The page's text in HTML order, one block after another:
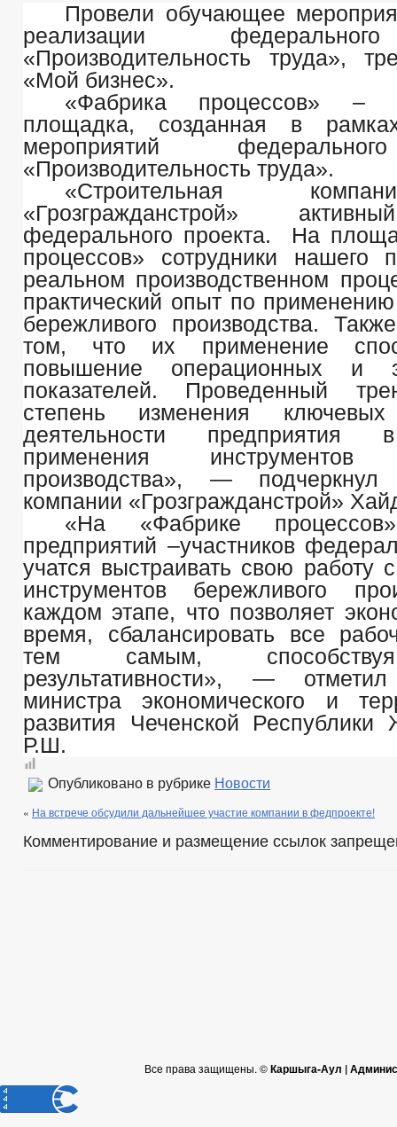
Провели обучающее
реализации
«Производительность труда»,
«Мой бизнес».
«Фабрика процессов» –
площадка, созданная в
мероприятий
«Производительность труда».
«Строительная
«Грозгражданстрой»
федерального проекта. На
процессов» сотрудники нашего
реальном производственном
практический опыт по
бережливого производства.
том, что их применение
повышение операционных и
показателей. Проведенный
степень изменения ключевых
деятельности предприятия
применения инструментов
производства», — подчеркнул
компании «Грозгражданстрой»
«На «Фабрике
предприятий –участников
учатся выстраивать свою работу
инструментов бережливого
каждом этапе, что позволяет
время, сбалансировать все
тем самым,
результативности», — отметил
министра экономического и
развития Чеченской
Р.Ш.
Опубликовано в рубрике Новости
« На встрече обсудили дальнейшее участие компании в федпроекте!
Комментирование и размещение ссылок
Все права защищены. ©Каршыга-Аул |